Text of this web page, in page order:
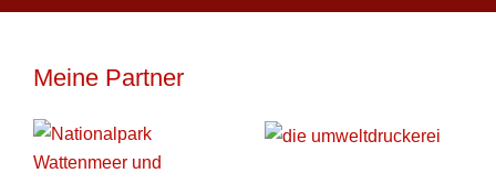
Meine Partner